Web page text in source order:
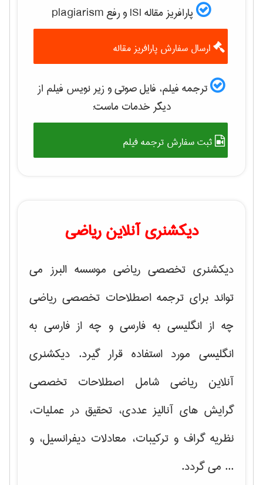
پارافریز مقاله ISI و رفع plagiarism
ارسال سفارش پارافریز مقاله
ترجمه فیلم، فایل صوتی و زیر نویس فیلم از
دیگر خدمات ماست:
ثبت سفارش ترجمه فیلم
دیکشنری آنلاین ریاضی
دیکشنری تخصصی ریاضی موسسه البرز می
تواند برای ترجمه اصطلاحات تخصصی ریاضی
چه از انگلیسی به فارسی و چه از فارسی به
انگلیسی مورد استفاده قرار گیرد. دیکشنری
آنلاین ریاضی شامل اصطلاحات تخصصی
گرایش های آنالیز عددی، تحقیق در عملیات،
نظریه گراف و تركیبات، معادلات دیفرانسیل، و
... می گردد.